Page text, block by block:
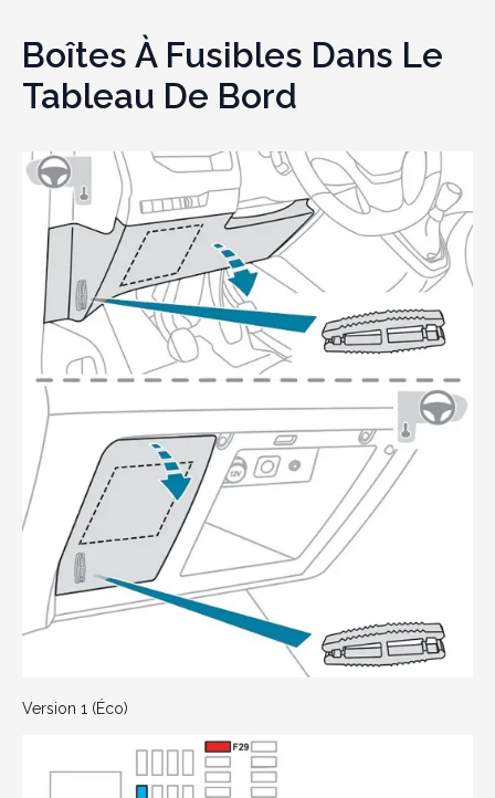
Boîtes À Fusibles Dans Le
Tableau De Bord
Version 1 (Éco)